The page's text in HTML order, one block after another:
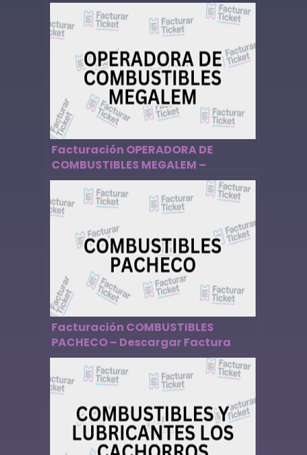
Facturación OPERADORA DE
COMBUSTIBLES MEGALEM –
Descargar Factura
Facturación COMBUSTIBLES
PACHECO – Descargar Factura